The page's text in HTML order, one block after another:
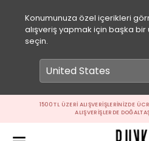
Konumunuza özel içerikleri
alışveriş yapmak için başka
seçin.
1500 TL ÜZERI ALIŞVERIŞLERINIZDE
ALIŞVERIŞLERDE